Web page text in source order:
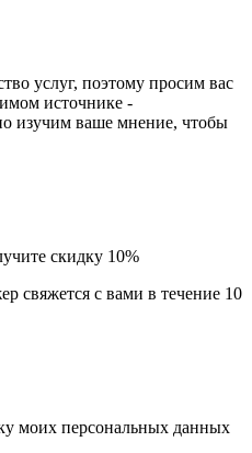
услуг, поэтому просим вас
источнике -
изучим ваше мнение, чтобы
скидку 10%
свяжется с вами в течение 10
моих персональных данных